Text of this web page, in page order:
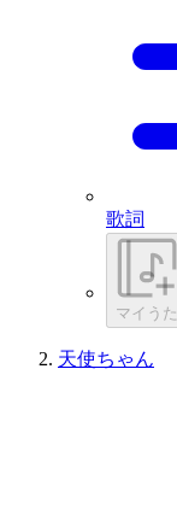
歌詞
マイうた
天使ちゃん